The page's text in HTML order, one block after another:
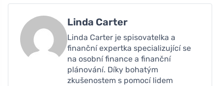
Linda Carter
Linda Carter je spisovatelka a
finanční expertka specializující se
na osobní finance a finanční
plánování. Díky bohatým
zkušenostem s pomocí lidem